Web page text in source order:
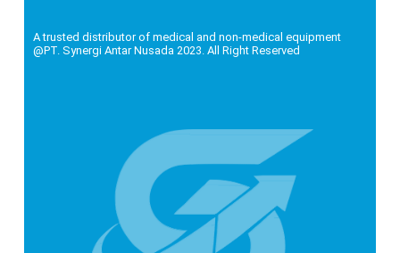
A trusted distributor of medical and non-medical equipment
@PT. Synergi Antar Nusada 2023. All Right Reserved